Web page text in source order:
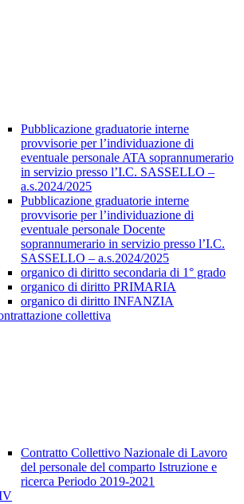
Pubblicazione graduatorie interne
provvisorie per l’individuazione di
eventuale personale ATA soprannumerario
in servizio presso l’I.C. SASSELLO –
a.s.2024/2025
Pubblicazione graduatorie interne
provvisorie per l’individuazione di
eventuale personale Docente
soprannumerario in servizio presso l’I.C.
SASSELLO – a.s.2024/2025
organico di diritto secondaria di 1° grado
organico di diritto PRIMARIA
organico di diritto INFANZIA
collettiva
Contratto Collettivo Nazionale di Lavoro
del personale del comparto Istruzione e
ricerca Periodo 2019-2021